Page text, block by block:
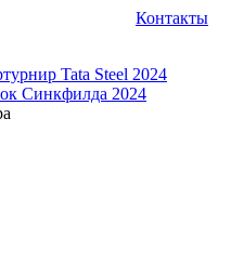
Контакты
Tata Steel 2024
Синкфилда 2024